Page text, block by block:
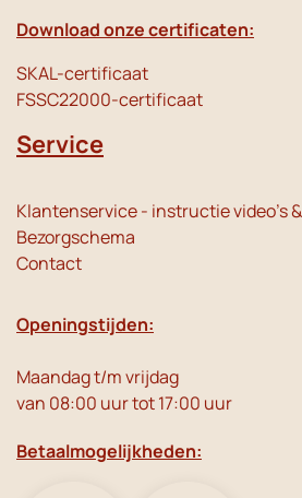
Download onze certificaten:
SKAL-certificaat
FSSC22000-certificaat
Service
Klantenservice - instructie video's
Bezorgschema
Contact
Openingstijden:
Maandag t/m vrijdag
van 08:00 uur tot 17:00 uur
Betaalmogelijkheden: